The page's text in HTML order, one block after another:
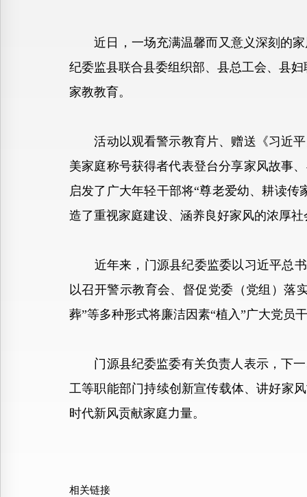
近日，一场充满温馨而又意义深刻的家
纪委监县联合县委组织部、县总工会、县
家教教育。
活动以观看警示教育片、赠送《习近平
美家庭称号获得者代表登台分享家风故事
启发了广大年轻干部将“尊老爱幼、耕读
造了重视家庭建设、涵养良好家风的浓厚社
近年来，门源县纪委监委以习近平总书
以召开警示教育会、督促党委（党组）落
葬”等多种形式将廉洁因素“植入”广大党员
门源县纪委监委有关负责人表示，下一
工等职能部门持续创新宣传载体、讲好家
时代新风贡献家庭力量。
相关链接